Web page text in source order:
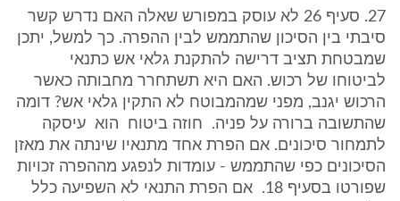
27. סעיף 26 לא עוסק במפורש שאלה האם נדרש קשר
סיבתי בין הסיכון שהתממש לבין ההפרה. כך למשל, יתכן
שמבטחת תציב דרישה להתקנת גלאי אש כתנאי
לביטוחו של רכוש. האם היא תשתחרר מחבותה כאשר
הרכוש יגנב, מפני שמהמבוטח לא התקין גלאי אש? דומה
שהתשובה ברורה על פניה. חוזה ביטוח הוא עיסקה
לתמחור סיכונים. אם הפרת אחד מתנאיו שינתה את מאזן
הסיכונים כפי שהתממש - עומדות לנפגע מההפרה זכויות
שפורטו בסעיף 18. אם הפרת התנאי לא השפיעה כלל